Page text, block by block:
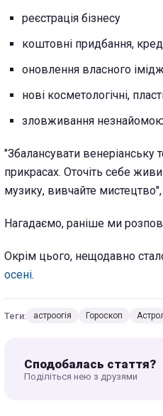
реєстрація бізнесу
коштовні придбання,
оновлення власного
нові косметологічні,
зловживання
"Збалансувати
прикрасах. Оточіть себе
музику, вивчайте
Нагадаємо, раніше ми
Окрім цього, нещодавно
осені.
Теги: астроогія Гороскоп
Сподобалась стаття?
Поділіться нею з друзями